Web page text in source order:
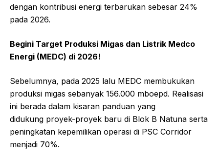
dengan kontribusi energi terbarukan sebesar 24%
pada 2026.
Begini Target Produksi Migas dan Listrik Medco
Energi (MEDC) di 2026!
Sebelumnya, pada 2025 lalu MEDC membukukan
produksi migas sebanyak 156.000 mboepd. Realisasi
ini berada dalam kisaran panduan yang
didukung proyek-proyek baru di Blok B Natuna serta
peningkatan kepemilikan operasi di PSC Corridor
menjadi 70%.